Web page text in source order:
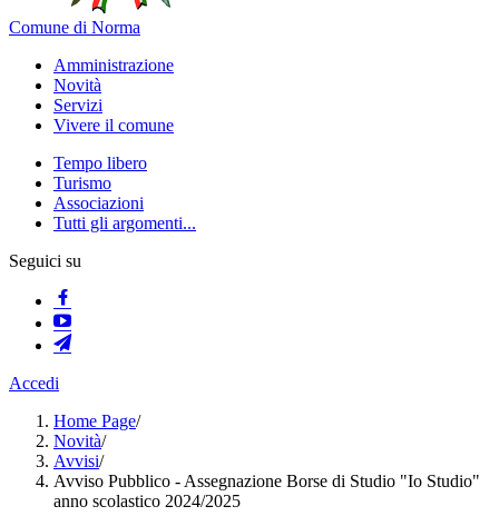
Comune di Norma
Amministrazione
Novità
Servizi
Vivere il comune
Tempo libero
Turismo
Associazioni
Tutti gli argomenti...
Seguici su
Accedi
Home Page/
Novità/
Avvisi/
Avviso Pubblico - Assegnazione Borse di Studio "Io Studio"
anno scolastico 2024/2025